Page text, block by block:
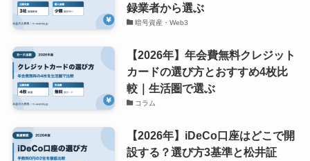
録業者から選ぶ
暗号資産・Web3
【2026年】年会費無料クレジット
カードの選び方とおすすめ4枚比
較｜生活圏で選ぶ
コラム
【2026年】iDeCo口座はどこで開
設する？選び方3基準と松井証